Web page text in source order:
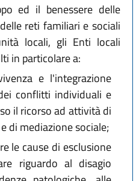
ed il benessere delle
reti familiari e sociali
locali, gli Enti locali
in particolare a:
e l'integrazione
conflitti individuali e
il ricorso ad attività di
di mediazione sociale;
le cause di esclusione
riguardo al disagio